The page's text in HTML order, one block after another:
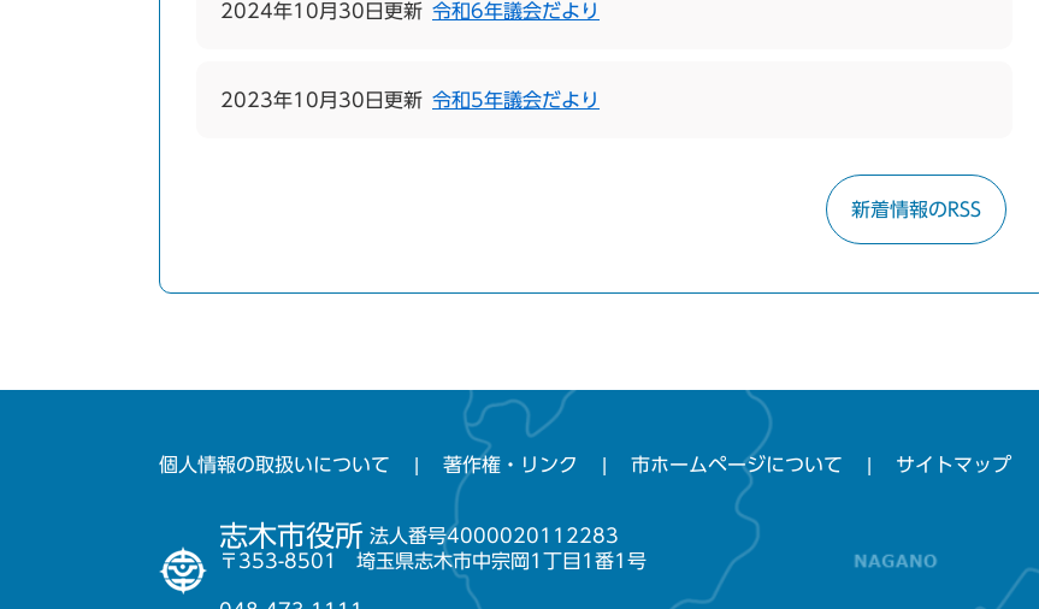
2024年10月30日更新 令和6年議会だより
2023年10月30日更新 令和5年議会だより
新着情報のRSS
個人情報の取扱いについて 著作権・リンク 市ホームページについて サイトマップ
志木市役所 法人番号4000020112283
〒353-8501 埼玉県志木市中宗岡1丁目1番1号